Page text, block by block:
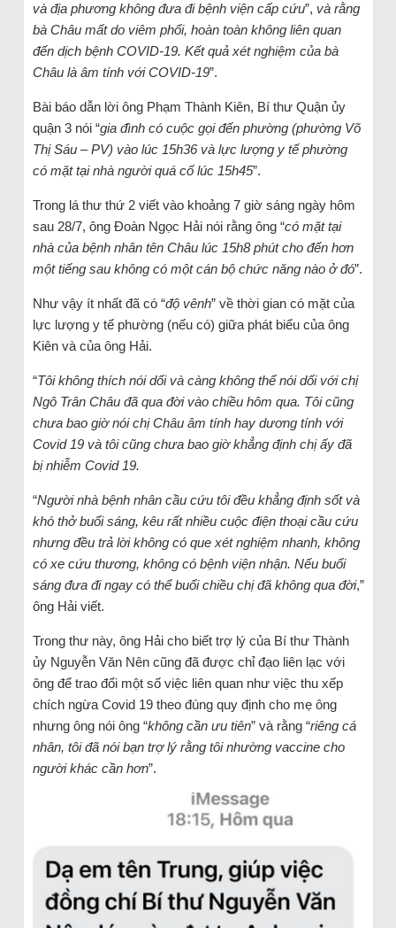
và địa phương không đưa đi bệnh viện cấp cứu”, và rằng
bà Châu mất do viêm phổi, hoàn toàn không liên quan
đến dịch bệnh COVID-19. Kết quả xét nghiệm của bà
Châu là âm tính với COVID-19”.
Bài báo dẫn lời ông Phạm Thành Kiên, Bí thư Quận ủy
quận 3 nói “gia đình có cuộc gọi đến phường (phường Võ
Thị Sáu – PV) vào lúc 15h36 và lực lượng y tế phường
có mặt tại nhà người quá cố lúc 15h45”.
Trong lá thư thứ 2 viết vào khoảng 7 giờ sáng ngày hôm
sau 28/7, ông Đoàn Ngọc Hải nói rằng ông “có mặt tại
nhà của bệnh nhân tên Châu lúc 15h8 phút cho đến hơn
một tiếng sau không có một cán bộ chức năng nào ở đó”.
Như vậy ít nhất đã có “độ vênh” về thời gian có mặt của
lực lượng y tế phường (nếu có) giữa phát biểu của ông
Kiên và của ông Hải.
“Tôi không thích nói dối và càng không thể nói dối với chị
Ngô Trân Châu đã qua đời vào chiều hôm qua. Tôi cũng
chưa bao giờ nói chị Châu âm tính hay dương tính với
Covid 19 và tôi cũng chưa bao giờ khẳng định chị ấy đã
bị nhiễm Covid 19.
“Người nhà bệnh nhân cầu cứu tôi đều khẳng định sốt và
khó thở buổi sáng, kêu rất nhiều cuộc điện thoại cầu cứu
nhưng đều trả lời không có que xét nghiệm nhanh, không
có xe cứu thương, không có bệnh viện nhận. Nếu buổi
sáng đưa đi ngay có thể buổi chiều chị đã không qua đời,”
ông Hải viết.
Trong thư này, ông Hải cho biết trợ lý của Bí thư Thành
ủy Nguyễn Văn Nên cũng đã được chỉ đạo liên lạc với
ông để trao đổi một số việc liên quan như việc thu xếp
chích ngừa Covid 19 theo đúng quy định cho mẹ ông
nhưng ông nói ông “không cần ưu tiên” và rằng “riêng cá
nhân, tôi đã nói bạn trợ lý rằng tôi nhường vaccine cho
người khác cần hơn”.